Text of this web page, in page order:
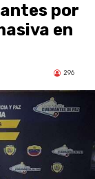
por
en
296